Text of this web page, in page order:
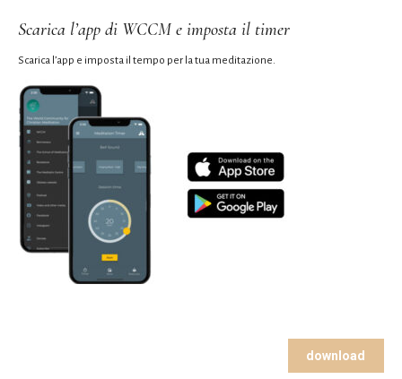
Scarica l’app di WCCM e imposta il timer
Scarica l’app e imposta il tempo per la tua meditazione.
download